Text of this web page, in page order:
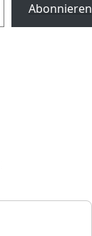
Abonnieren